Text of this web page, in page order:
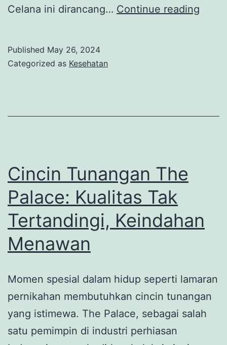
Celana ini dirancang… Continue reading
Published May 26, 2024
Categorized as Kesehatan
Cincin Tunangan The
Palace: Kualitas Tak
Tertandingi, Keindahan
Menawan
Momen spesial dalam hidup seperti lamaran
pernikahan membutuhkan cincin tunangan
yang istimewa. The Palace, sebagai salah
satu pemimpin di industri perhiasan